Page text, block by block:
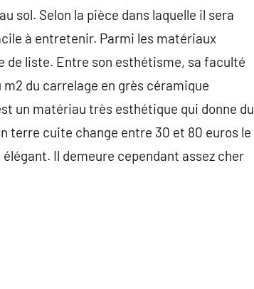
sol. Selon la pièce dans laquelle il sera
à entretenir. Parmi les matériaux
de liste. Entre son esthétisme, sa faculté
du carrelage en grès céramique
un matériau très esthétique qui donne du
terre cuite change entre 30 et 80 euros le
Il demeure cependant assez cher